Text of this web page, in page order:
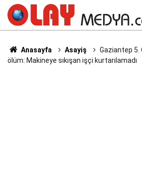
Anasayfa Asayiş
Gaziantep 5.
ölüm: Makineye sıkışan işçi kurtarılamadı